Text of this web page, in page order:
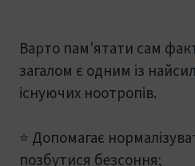
Варто пам'ятати сам
загалом є одним із
існуючих ноотропів.
⭐ Допомагає
позбутися безсоння;